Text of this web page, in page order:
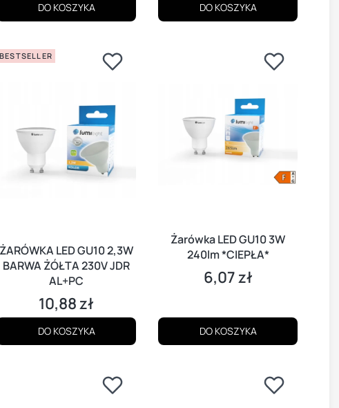
DO KOSZYKA DO KOSZYKA
BESTSELLER
ŻARÓWKA LED GU10 2,3W
BARWA ŻÓŁTA 230V JDR
AL+PC
Cena
10,88 zł
DO KOSZYKA
Żarówka LED GU10 3W
240lm *CIEPŁA*
Cena
6,07 zł
DO KOSZYKA